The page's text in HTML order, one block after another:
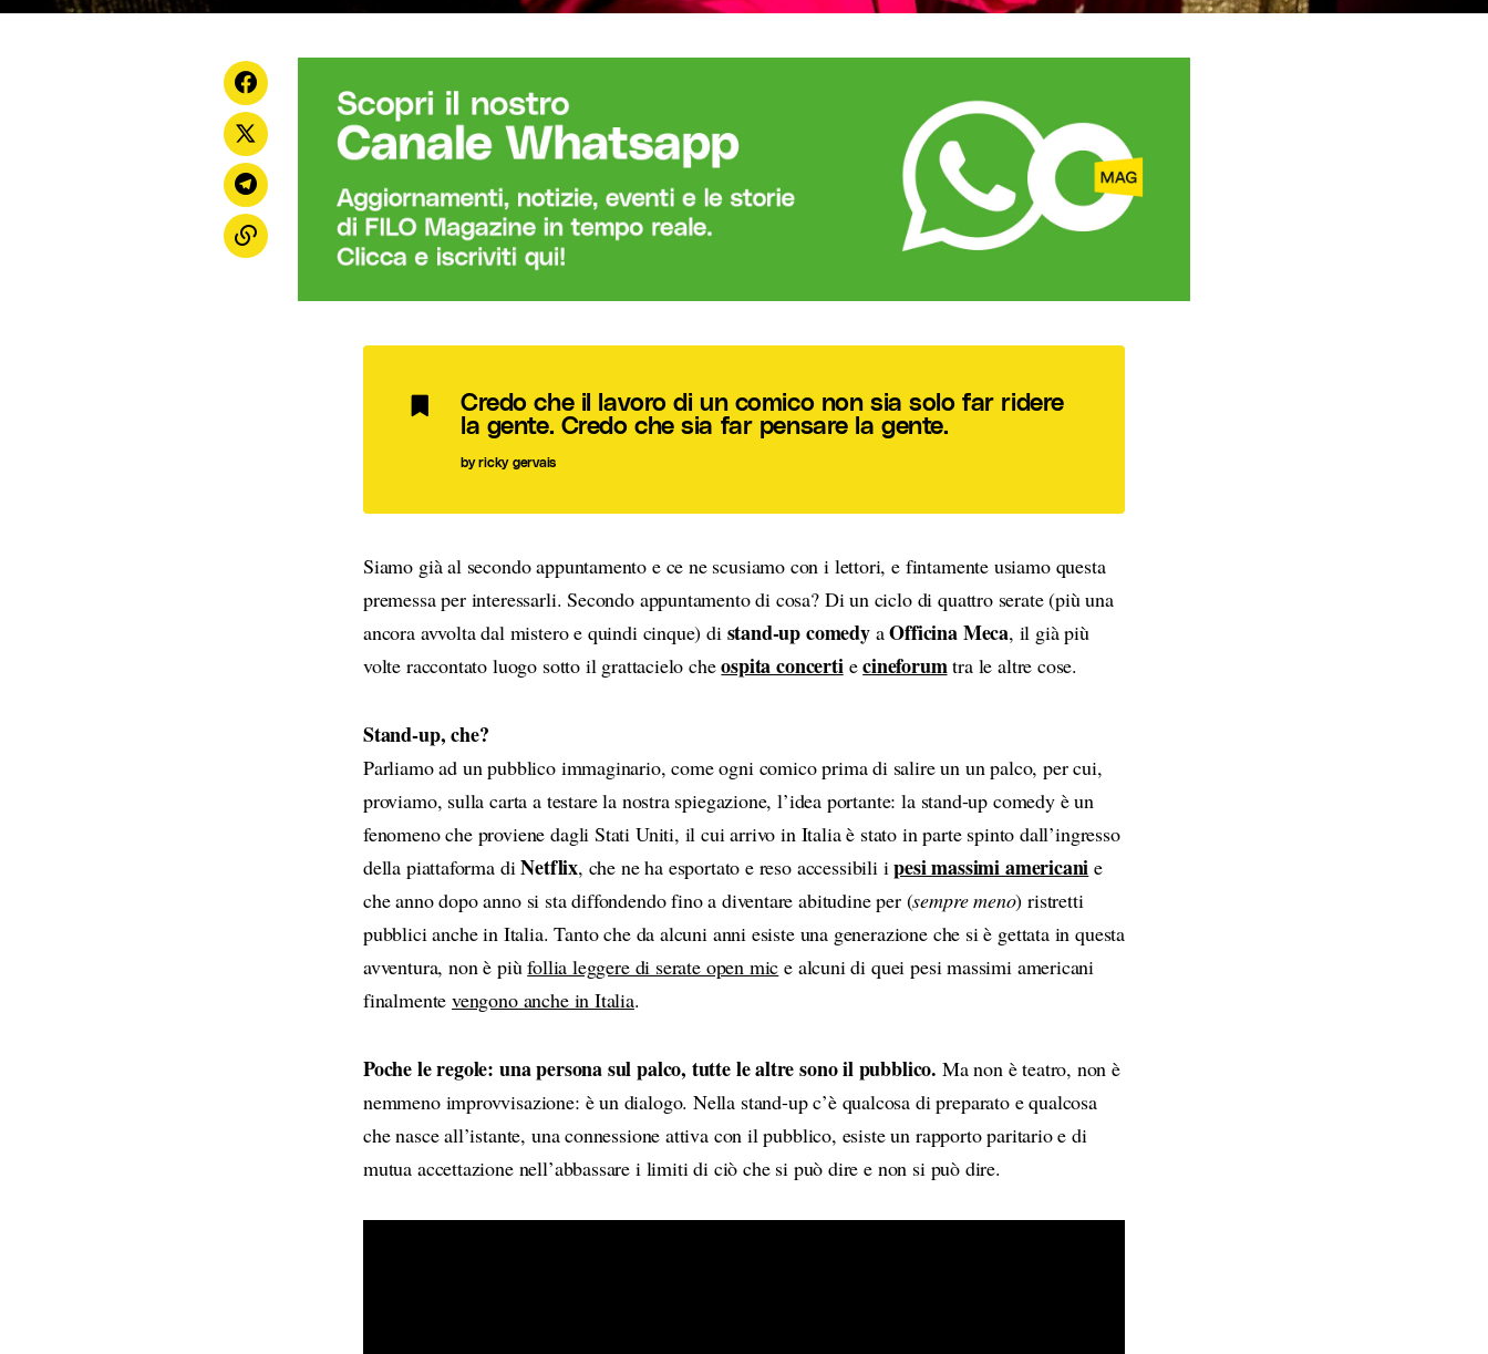
Credo che il lavoro di un comico non sia solo far ridere
la gente. Credo che sia far pensare la gente.
ricky gervais
Siamo già al secondo appuntamento e ce ne scusiamo con i lettori, e fintamente usiamo questa
premessa per interessarli. Secondo appuntamento di cosa? Di un ciclo di quattro serate (più una
ancora avvolta dal mistero e quindi cinque) di stand-up comedyaOfficina Meca, il già più
volte raccontato luogo sotto il grattacielo cheospita concertiecineforumtra le altre cose.
Stand-up, che?
Parliamo ad un pubblico immaginario, come ogni comico prima di salire un un palco, per cui,
proviamo, sulla carta a testare la nostra spiegazione, l’idea portante: la stand-up comedy è un
fenomeno che proviene dagli Stati Uniti, il cui arrivo in Italia è stato in parte spinto dall’ingresso
della piattaforma diNetflix, che ne ha esportato e reso accessibili ipesi massimi americani e
che anno dopo anno si sta diffondendo fino a diventare abitudine per (sempre meno) ristretti
pubblici anche in Italia. Tanto che da alcuni anni esiste una generazione che si è gettata in questa
avventura, non è piùfollia leggere di serate open mic e alcuni di quei pesi massimi americani
finalmentevengono anche in Italia.
Poche le regole: una persona sul palco, tutte le altre sono il pubblico. Ma non è teatro, non è
nemmeno improvvisazione: è un dialogo. Nella stand-up c’è qualcosa di preparato e qualcosa
che nasce all’istante, una connessione attiva con il pubblico, esiste un rapporto paritario e di
mutua accettazione nell’abbassare i limiti di ciò che si può dire e non si può dire.